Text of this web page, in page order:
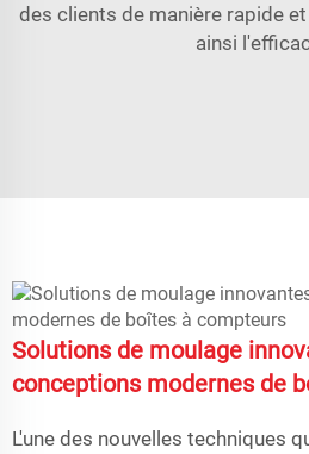
des clients de manière rapide
ainsi
Solutions de moulage
conceptions modernes de
L'une des nouvelles techniques